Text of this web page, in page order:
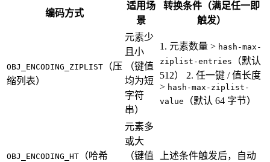
编码方式
适用场
景
转换条件（满足任一即
触发）
OBJ_ENCODING_ZIPLIST （压
缩列表）
元素少
且小
（键值
均为短
字符
串）
1. 元素数量 > hash-max-
ziplist-entries
（默认
512） 2. 任一键 / 值长度
> hash-max-ziplist-
value
（默认 64 字节）
OBJ_ENCODING_HT （哈希
元素多
或大
（键值
上述条件触发后，自动